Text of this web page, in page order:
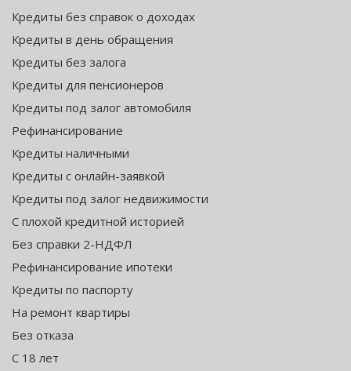
Кредиты без справок о доходах
Кредиты в день обращения
Кредиты без залога
Кредиты для пенсионеров
Кредиты под залог автомобиля
Рефинансирование
Кредиты наличными
Кредиты с онлайн-заявкой
Кредиты под залог недвижимости
С плохой кредитной историей
Без справки 2-НДФЛ
Рефинансирование ипотеки
Кредиты по паспорту
На ремонт квартиры
Без отказа
С 18 лет